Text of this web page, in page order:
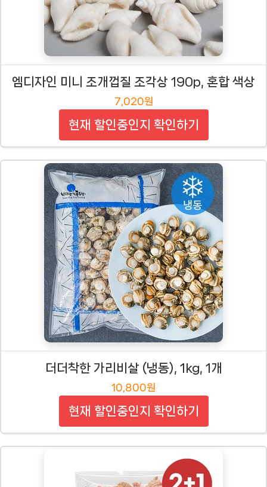
엠디자인 미니 조개껍질 조각상 190p, 혼합 색상
7,020원
현재 할인중인지 확인하기
더더착한 가리비살 (냉동), 1kg, 1개
10,800원
현재 할인중인지 확인하기